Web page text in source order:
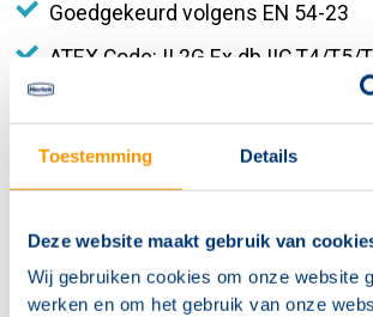
Toestemming Details
Deze website maakt gebruik van
Wij gebruiken cookies om onze website
werken en om het gebruik van onze
Goedgekeurd volgens EN 54-23
ATEX Code: II 2G Ex db IIC T4/T5/
IIIC T85°C/T100°C/T135°C Db